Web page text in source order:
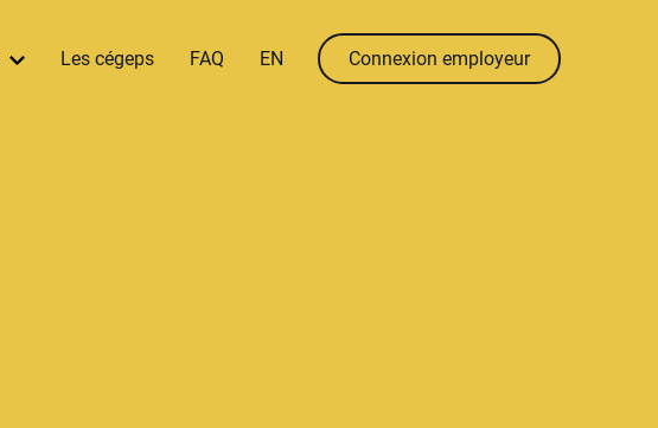
Les cégeps FAQ
menu.language
menu.en
EN Connexion employeur